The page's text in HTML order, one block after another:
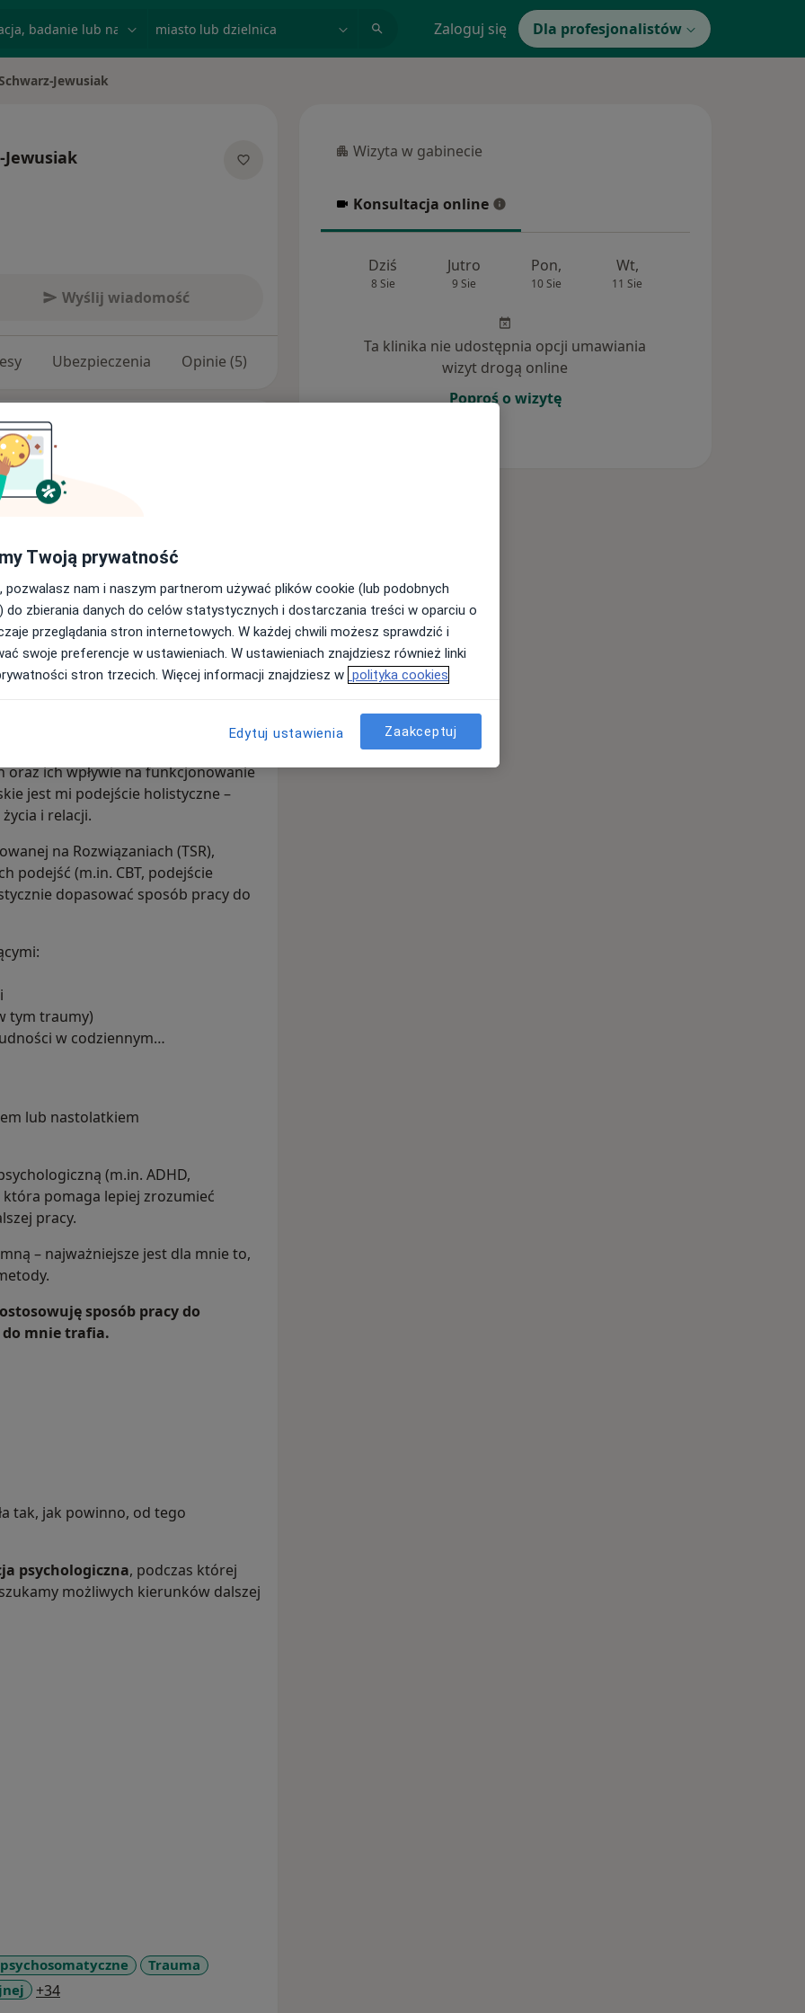
Zaloguj się Dla profesjonalistów
Jewusiak
Jewusiak
Wyślij wiadomość
Ubezpieczenia Opinie (5)
napięciem oraz skutkami
traumą).
środowisku (DDA/DDD)
(ciało reaguje stresem)
współwystępujących, takich jak
i rozwojowych w celu
i relacji
a także z parami i rodzinami.
oraz psychoterapeutką w
w specjalnościach
co pozwala mi patrzeć
jak i rozwojowej.
ich wpływie na funkcjonowanie
jest mi podejście holistyczne –
i relacji.
na Rozwiązaniach (TSR),
podejść (m.in. CBT, podejście
dopasować sposób pracy do
tym traumy)
w codziennym
lub nastolatkiem
(m.in. ADHD,
pomaga lepiej zrozumieć
pracy.
– najważniejsze jest dla mnie to,
sposób pracy do
mnie trafia.
tak, jak powinno, od tego
psychologiczna, podczas której
możliwych kierunków dalszej
Trauma
+34a11y_sr_more_diseases
Wizyta w gabinecie
Wizyta w gabinecie
Konsultacja online
Konsultacja online
Dziś
8 Sie
Jutro
9 Sie
Pon,
10 Sie
Wt,
11 Sie
Ta klinika nie udostępnia opcji umawiania
wizyt drogą online
Poproś o wizytę
Twoją prywatność
pozwalasz nam i naszym partnerom używać plików cookie (lub podobnych
do zbierania danych do celów statystycznych i dostarczania treści w oparciu o
przeglądania stron internetowych. W każdej chwili możesz sprawdzić i
swoje preferencje w ustawieniach. W ustawieniach znajdziesz również linki
stron trzecich. Więcej informacji znajdziesz w polityka cookies
Edytuj ustawienia Zaakceptuj